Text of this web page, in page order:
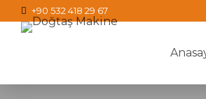
+90 532 418 29 67